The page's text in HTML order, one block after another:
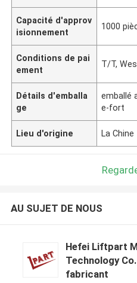
Capacité d'approv
isionnement
1000
Conditions de pai
ement
T/T,
Détails d'emballa
ge
emballé
e-fort
Lieu d'origine La Chine
AU SUJET DE NOUS
Hefei Liftpart
Technology
fabricant